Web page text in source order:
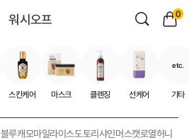
워시오프 0
스킨케어 마스크 클렌징 선케어
etc.
기타
블루캐모마일라이스도토리샤인머스캣로열허니